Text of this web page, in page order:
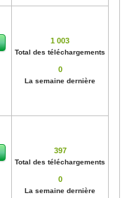
1 003
Total des téléchargements
0
La semaine dernière
397
Total des téléchargements
0
La semaine dernière